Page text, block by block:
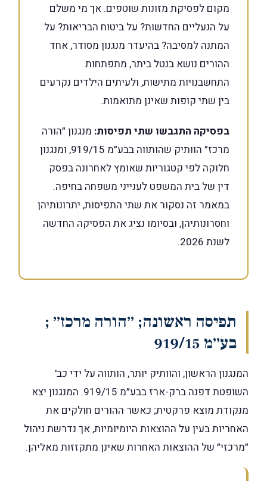
מקום לפסיקת מזונות שוטפים. אך מי משלם
על הנעליים החדשות? על ביטוח הבריאות? על
המתנה למסיבה? בהיעדר מנגנון מסודר, אחד
ההורים נושא בנטל ביתר, מתפתחות
התחשבנויות מתישות, ולעיתים הילדים נקרעים
בין שתי קופות שאינן מתואמות.
בפסיקה התגבשו שתי תפיסות: מנגנון ״הורה
מרכז״ הוותיק שהותווה בבע״מ 919/15, ומנגנון
חלוקה לפי קטגוריות שאומץ לאחרונה בפסק
דין של בית המשפט לענייני משפחה בחיפה.
במאמר זה נסקור את שתי התפיסות, יתרונותיהן
וחסרונותיהן, ובסיומו נציג את הפסיקה החדשה
לשנת 2026.
תפיסה ראשונה; ״הורה מרכז״ ;
בע״מ 919/15
המנגנון הראשון, והוותיק יותר, הותווה על ידי כב'
השופטת דפנה ברק-ארז בבע״מ 919/15. המנגנון יצא
מנקודת מוצא פרקטית; כאשר ההורים חולקים את
האחריות בעין על ההוצאות היומיומיות, אך נדרשת ניהול
״מרכזי״ של ההוצאות האחרות שאינן מתקזזות מאליהן.